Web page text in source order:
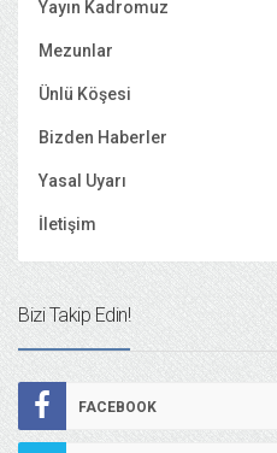
Yayın Kadromuz
Mezunlar
Ünlü Köşesi
Bizden Haberler
Yasal Uyarı
İletişim
Bizi Takip Edin!
FACEBOOK